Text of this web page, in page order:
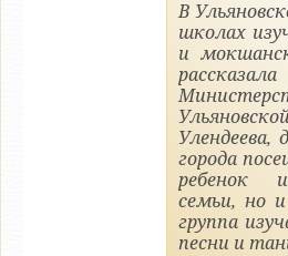
В
школах
и
Улендеева,
города
ребенок
семьи, но
группа
песни и